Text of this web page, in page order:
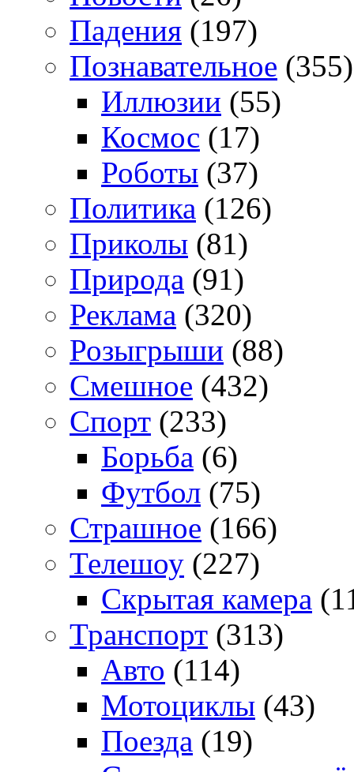
Падения (197)
Познавательное (355)
Иллюзии (55)
Космос (17)
Роботы (37)
Политика (126)
Приколы (81)
Природа (91)
Реклама (320)
Розыгрыши (88)
Смешное (432)
Спорт (233)
Борьба (6)
Футбол (75)
Страшное (166)
Телешоу (227)
Скрытая камера
Транспорт (313)
Авто (114)
Мотоциклы (43)
Поезда (19)